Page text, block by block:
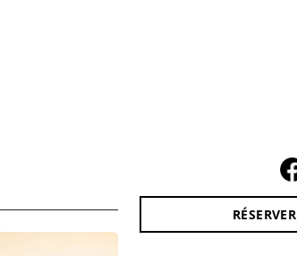
RÉSERVER